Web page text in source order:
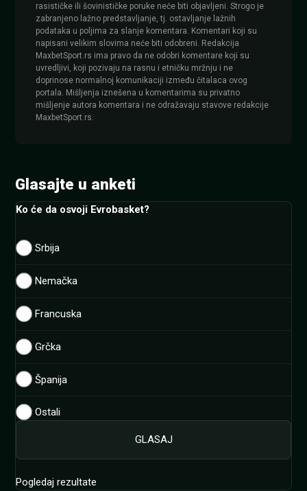
rasističke ili šovinističke poruke neće biti objavljeni. Strogo je
zabranjeno lažno predstavljanje, tj. ostavljanje lažnih
podataka u poljima za slanje komentara. Komentari koji su
napisani velikim slovima neće biti odobreni. Redakcija
MaxbetSport.rs ima pravo da ne odobri komentare koji su
uvredljivi, koji pozivaju na rasnu i etničku mržnju i ne
doprinose normalnoj komunikaciji između čitalaca ovog
portala. Mišljenja iznešena u komentarima su privatno
mišljenje autora komentara i ne odražavaju stavove redakcije
MaxbetSport.rs.
Glasajte u anketi
Ko će da osvoji Evrobasket?
Srbija
Nemačka
Francuska
Grčka
Španija
Ostali
Pogledaj rezultate